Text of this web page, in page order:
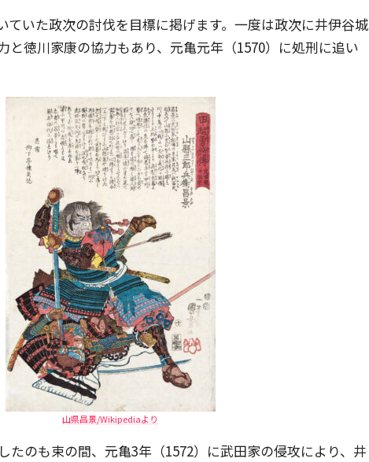
ていた政次の討伐を目標に掲げます。一度は政次に井伊谷城
と徳川家康の協力もあり、元亀元年（1570）に処刑に追い
山県昌景/Wikipediaより
たのも束の間、元亀3年（1572）に武田家の侵攻により、井